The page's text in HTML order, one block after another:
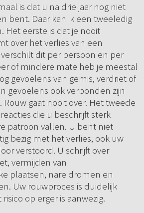
is dat u na drie jaar nog niet
bent. Daar kan ik een tweeledig
Het eerste is dat je nooit
over het verlies van een
dit per persoon en per
of mindere mate heb je meestal
gevoelens van gemis, verdriet of
gevoelens ook verbonden zijn
gaat nooit over. Het tweede
die u beschrijft sterk
patroon vallen. U bent niet
bezig met het verlies, ook uw
verstoord. U schrijft over
vermijden van
plaatsen, nare dromen en
Uw rouwproces is duidelijk
op erger is aanwezig.